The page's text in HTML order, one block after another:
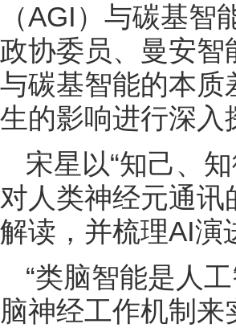
（AGI）与碳基
政协委员、曼安
与碳基智能的本质
生的影响进行深入
宋星以“知己、
对人类神经元通
解读，并梳理AI演
“类脑智能是人
脑神经工作机制来